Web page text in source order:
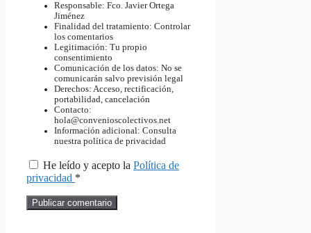
Responsable: Fco. Javier Ortega
Jiménez
Finalidad del tratamiento: Controlar
los comentarios
Legitimación: Tu propio
consentimiento
Comunicación de los datos: No se
comunicarán salvo previsión legal
Derechos: Acceso, rectificación,
portabilidad, cancelación
Contacto:
hola@convenioscolectivos.net
Información adicional: Consulta
nuestra política de privacidad
He leído y acepto la Política de
privacidad *